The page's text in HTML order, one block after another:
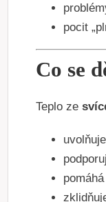
pocit
Co se
Teplo ze